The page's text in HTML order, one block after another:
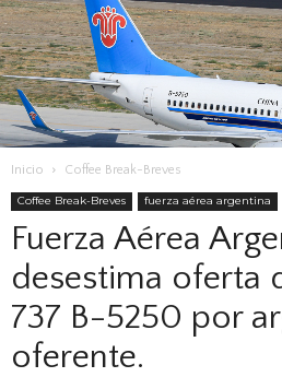
Inicio Coffee Break-Breves
Coffee Break-Breves fuerza aérea argentina
Fuerza Aérea
desestima oferta
737 B-5250 por
oferente.